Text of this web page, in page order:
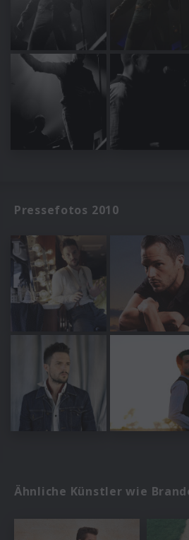
Pressefotos 2010
Ähnliche Künstler wie